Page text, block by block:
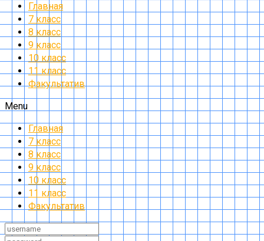
Главная
7 класс
8 класс
9 класс
10 класс
11 класс
Факультатив
Menu
Главная
7 класс
8 класс
9 класс
10 класс
11 класс
Факультатив